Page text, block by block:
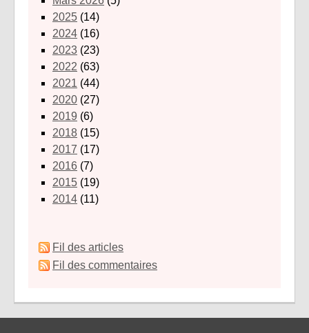
2025 (14)
2024 (16)
2023 (23)
2022 (63)
2021 (44)
2020 (27)
2019 (6)
2018 (15)
2017 (17)
2016 (7)
2015 (19)
2014 (11)
Fil des articles
Fil des commentaires